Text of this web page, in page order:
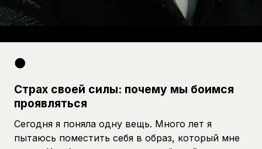
🌑
Страх своей силы: почему мы боимся
проявляться
Сегодня я поняла одну вещь. Много лет я
пытаюсь поместить себя в образ, который мне